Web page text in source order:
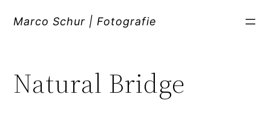
Inhalt
springen
Marco Schur | Fotografie
Natural Bridge